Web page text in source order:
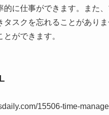
的に仕事ができます。また
タスクを忘れることがあり
ができます。
15506-time-